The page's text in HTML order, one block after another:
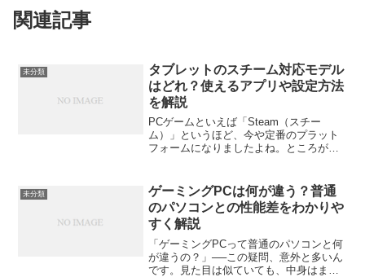
関連記事
未分類
タブレットのスチーム対応モデル
はどれ？使えるアプリや設定方法
を解説
PCゲームといえば「Steam（スチー
ム）」というほど、今や定番のプラット
フォームになりましたよね。ところが、
す。外出先でも手軽にプレイできたら理
想ですが、実際のとこ...
未分類
ゲーミングPCは何が違う？普通
のパソコンとの性能差をわかりや
すく解説
「ゲーミングPCって普通のパソコンと何
が違うの？」──この疑問、意外と多いん
です。見た目は似ていても、中身はまる